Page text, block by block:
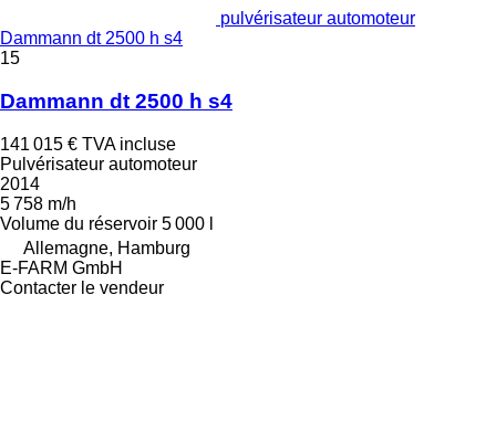
pulvérisateur automoteur
Dammann dt 2500 h s4
15
Dammann dt 2500 h s4
141 015 € TVA incluse
Pulvérisateur automoteur
2014
5 758 m/h
Volume du réservoir 5 000 l
Allemagne, Hamburg
E-FARM GmbH
Contacter le vendeur